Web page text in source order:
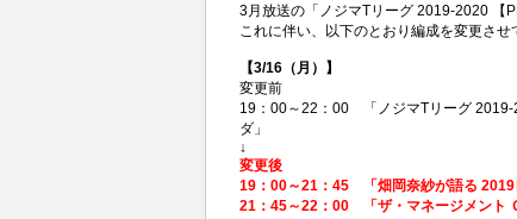
3月放送の「ノジマTリーグ 2019-2020 【
これに伴い、以下のとおり編成を変更させ
【3/16（月）】
変更前
19：00～22：00 「ノジマTリーグ 2019-
ダ」
↓
変更後
19：00～21：45 「畑岡奈紗が語る 2019
21：45～22：00 「ザ・マネージメント